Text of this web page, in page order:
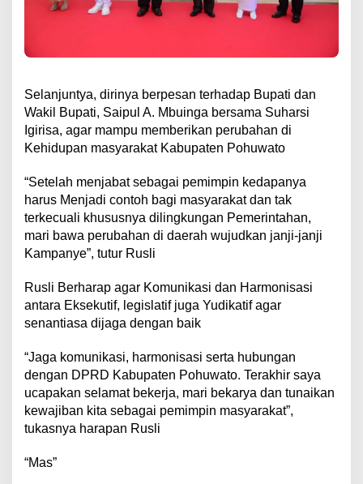
Selanjuntya, dirinya berpesan terhadap Bupati dan
Wakil Bupati, Saipul A. Mbuinga bersama Suharsi
Igirisa, agar mampu memberikan perubahan di
Kehidupan masyarakat Kabupaten Pohuwato
“Setelah menjabat sebagai pemimpin kedapanya
harus Menjadi contoh bagi masyarakat dan tak
terkecuali khususnya dilingkungan Pemerintahan,
mari bawa perubahan di daerah wujudkan janji-janji
Kampanye”, tutur Rusli
Rusli Berharap agar Komunikasi dan Harmonisasi
antara Eksekutif, legislatif juga Yudikatif agar
senantiasa dijaga dengan baik
“Jaga komunikasi, harmonisasi serta hubungan
dengan DPRD Kabupaten Pohuwato. Terakhir saya
ucapakan selamat bekerja, mari bekarya dan tunaikan
kewajiban kita sebagai pemimpin masyarakat”,
tukasnya harapan Rusli
“Mas”